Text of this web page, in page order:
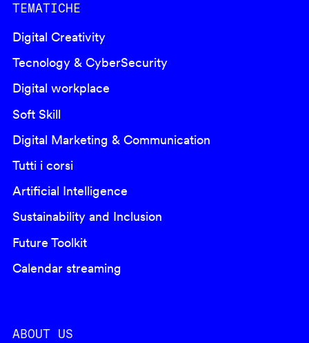
TEMATICHE
Digital Creativity
Tecnology & CyberSecurity
Digital workplace
Soft Skill
Digital Marketing & Communication
Tutti i corsi
Artificial Intelligence
Sustainability and Inclusion
Future Toolkit
Calendar streaming
ABOUT US